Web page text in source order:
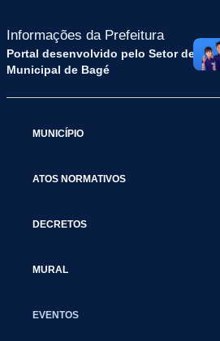
Informações da Prefeitura
Portal desenvolvido pelo Setor de
Municipal de Bagé
MUNICÍPIO
ATOS NORMATIVOS
DECRETOS
MURAL
EVENTOS